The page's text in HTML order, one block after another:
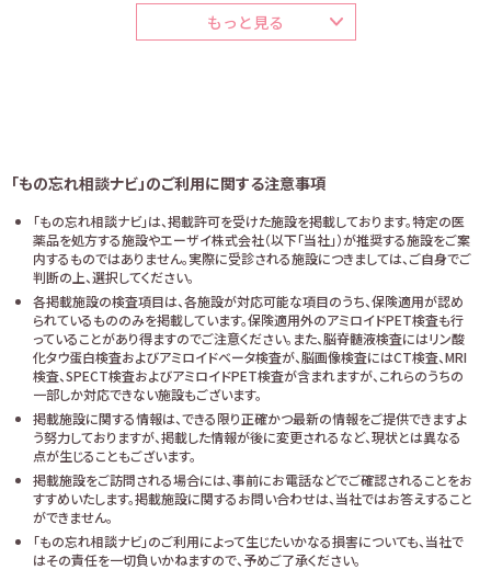
もっと見る
「もの忘れ相談ナビ」のご利用に関する注意事項
「もの忘れ相談ナビ」は、掲載許可を受けた施設を掲載しております。特定の医
薬品を処方する施設やエーザイ株式会社（以下「当社」）が推奨する施設をご案
内するものではありません。実際に受診される施設につきましては、ご自身でご
判断の上、選択してください。
各掲載施設の検査項目は、各施設が対応可能な項目のうち、保険適用が認め
られているもののみを掲載しています。保険適用外のアミロイドPET検査も行
っていることがあり得ますのでご注意ください。また、脳脊髄液検査にはリン酸
化タウ蛋白検査およびアミロイドベータ検査が、脳画像検査にはCT検査、MRI
検査、SPECT検査およびアミロイドPET検査が含まれますが、これらのうちの
一部しか対応できない施設もございます。
掲載施設に関する情報は、できる限り正確かつ最新の情報をご提供できますよ
う努力しておりますが、掲載した情報が後に変更されるなど、現状とは異なる
点が生じることもございます。
掲載施設をご訪問される場合には、事前にお電話などでご確認されることをお
すすめいたします。掲載施設に関するお問い合わせは、当社ではお答えすること
ができません。
「もの忘れ相談ナビ」のご利用によって生じたいかなる損害についても、当社で
はその責任を一切負いかねますので、予めご了承ください。